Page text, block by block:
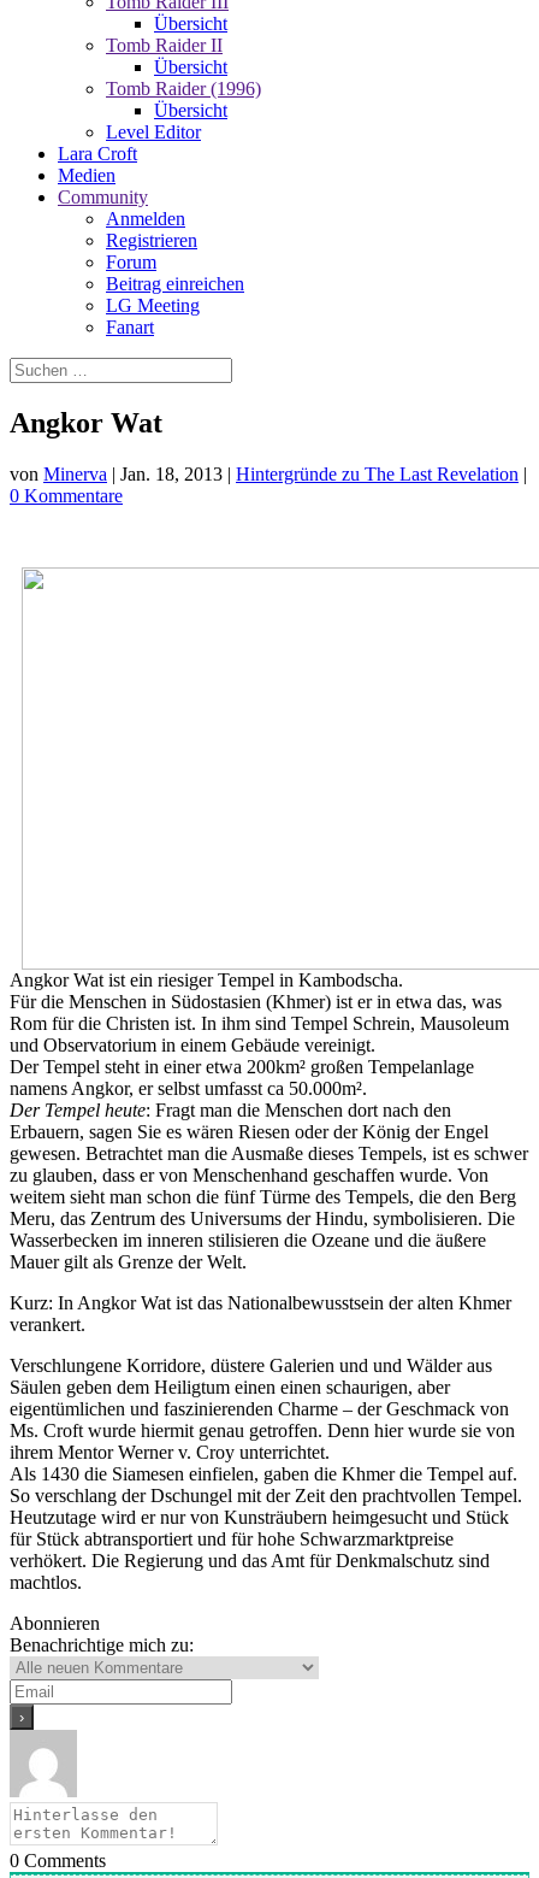
Übersicht
Tomb Raider II
Übersicht
Tomb Raider (1996)
Übersicht
Level Editor
Lara Croft
Medien
Community
Anmelden
Registrieren
Forum
Beitrag einreichen
LG Meeting
Fanart
Angkor Wat
von Minerva | Jan. 18, 2013 | Hintergründe zu The Last Revelation |
0 Kommentare
Angkor Wat ist ein riesiger Tempel in Kambodscha.
Für die Menschen in Südostasien (Khmer) ist er in etwa das, was
Rom für die Christen ist. In ihm sind Tempel Schrein, Mausoleum
und Observatorium in einem Gebäude vereinigt.
Der Tempel steht in einer etwa 200km² großen Tempelanlage
namens Angkor, er selbst umfasst ca 50.000m².
Der Tempel heute: Fragt man die Menschen dort nach den
Erbauern, sagen Sie es wären Riesen oder der König der Engel
gewesen. Betrachtet man die Ausmaße dieses Tempels, ist es schwer
zu glauben, dass er von Menschenhand geschaffen wurde. Von
weitem sieht man schon die fünf Türme des Tempels, die den Berg
Meru, das Zentrum des Universums der Hindu, symbolisieren. Die
Wasserbecken im inneren stilisieren die Ozeane und die äußere
Mauer gilt als Grenze der Welt.
Kurz: In Angkor Wat ist das Nationalbewusstsein der alten Khmer
verankert.
Verschlungene Korridore, düstere Galerien und und Wälder aus
Säulen geben dem Heiligtum einen einen schaurigen, aber
eigentümlichen und faszinierenden Charme – der Geschmack von
Ms. Croft wurde hiermit genau getroffen. Denn hier wurde sie von
ihrem Mentor Werner v. Croy unterrichtet.
Als 1430 die Siamesen einfielen, gaben die Khmer die Tempel auf.
So verschlang der Dschungel mit der Zeit den prachtvollen Tempel.
Heutzutage wird er nur von Kunsträubern heimgesucht und Stück
für Stück abtransportiert und für hohe Schwarzmarktpreise
verhökert. Die Regierung und das Amt für Denkmalschutz sind
machtlos.
Abonnieren
Benachrichtige mich zu:
0 Comments